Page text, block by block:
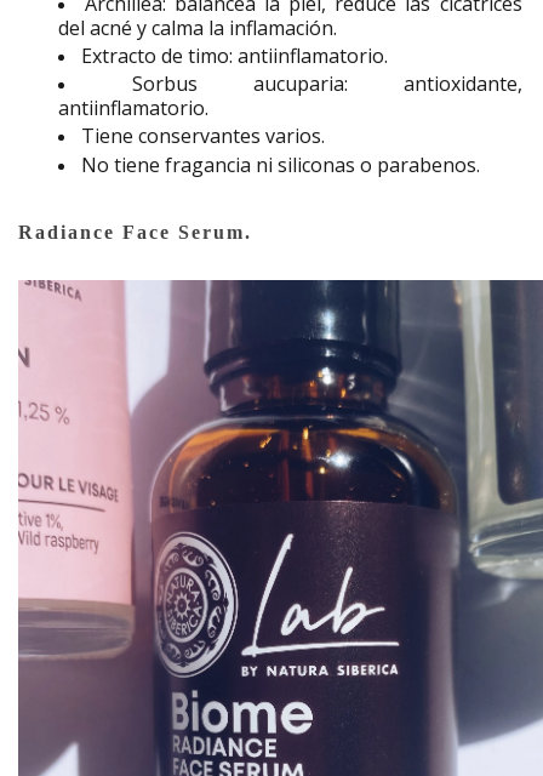
del acné y calma la inflamación.
Extracto de timo: antiinflamatorio.
Sorbus aucuparia: antioxidante,
antiinflamatorio.
Tiene conservantes varios.
No tiene fragancia ni siliconas o parabenos.
Radiance Face Serum.